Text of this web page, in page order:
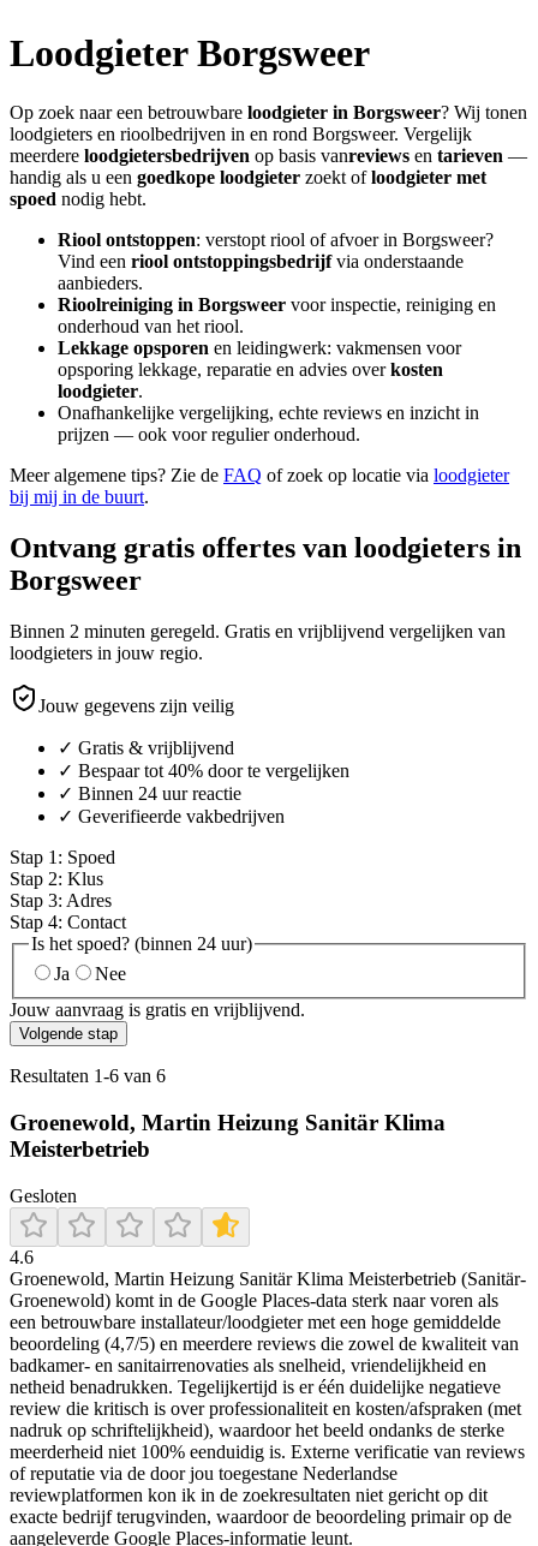
LoodgieterBorgsweer
Op zoek naar een betrouwbare loodgieter in Borgsweer? Wij tonen
loodgieters en rioolbedrijven in en rond Borgsweer. Vergelijk
meerdere loodgietersbedrijven op basis vanreviews en tarieven —
handig als u een goedkope loodgieter zoekt ofloodgieter met
spoed nodig hebt.
Riool ontstoppen: verstopt riool of afvoer in Borgsweer?
Vind een riool ontstoppingsbedrijfvia onderstaande
aanbieders.
Rioolreiniging in Borgsweer voor inspectie, reiniging en
onderhoud van het riool.
Lekkage opsporen en leidingwerk: vakmensen voor
opsporing lekkage, reparatie en advies overkosten
loodgieter.
Onafhankelijke vergelijking, echte reviews en inzicht in
prijzen — ook voor regulier onderhoud.
Meer algemene tips? Zie de FAQ of zoek op locatie via loodgieter
bij mij in de buurt.
Ontvang gratis offertes van loodgieters in
Borgsweer
Binnen 2 minuten geregeld. Gratis en vrijblijvend vergelijken van
loodgieters in jouw regio.
Jouw gegevens zijn veilig
✓ Gratis & vrijblijvend
✓ Bespaar tot 40% door te vergelijken
✓ Binnen 24 uur reactie
✓ Geverifieerde vakbedrijven
Stap 1 : Spoed
Stap 2: Klus
Stap 3: Adres
Stap 4: Contact
Is het spoed? (binnen 24 uur)
Ja
Nee
Jouw aanvraag is gratis en vrijblijvend.
Volgende stap
Resultaten 1-6 van 6
Groenewold, Martin Heizung Sanitär Klima
Meisterbetrieb
Gesloten
4.6
Groenewold, Martin Heizung Sanitär Klima Meisterbetrieb (Sanitär-
Groenewold) komt in de Google Places-data sterk naar voren als
een betrouwbare installateur/loodgieter met een hoge gemiddelde
beoordeling (4,7/5) en meerdere reviews die zowel de kwaliteit van
badkamer- en sanitairrenovaties als snelheid, vriendelijkheid en
netheid benadrukken. Tegelijkertijd is er één duidelijke negatieve
review die kritisch is over professionaliteit en kosten/afspraken (met
nadruk op schriftelijkheid), waardoor het beeld ondanks de sterke
meerderheid niet 100% eenduidig is. Externe verificatie van reviews
of reputatie via de door jou toegestane Nederlandse
reviewplatformen kon ik in de zoekresultaten niet gericht op dit
exacte bedrijf terugvinden, waardoor de beoordeling primair op de
aangeleverde Google Places-informatie leunt.